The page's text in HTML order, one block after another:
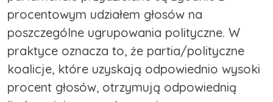
procentowym udziałem głosów na
poszczególne ugrupowania polityczne. W
praktyce oznacza to, że partia/polityczne
koalicje, które uzyskają odpowiednio wysoki
procent głosów, otrzymują odpowiednią